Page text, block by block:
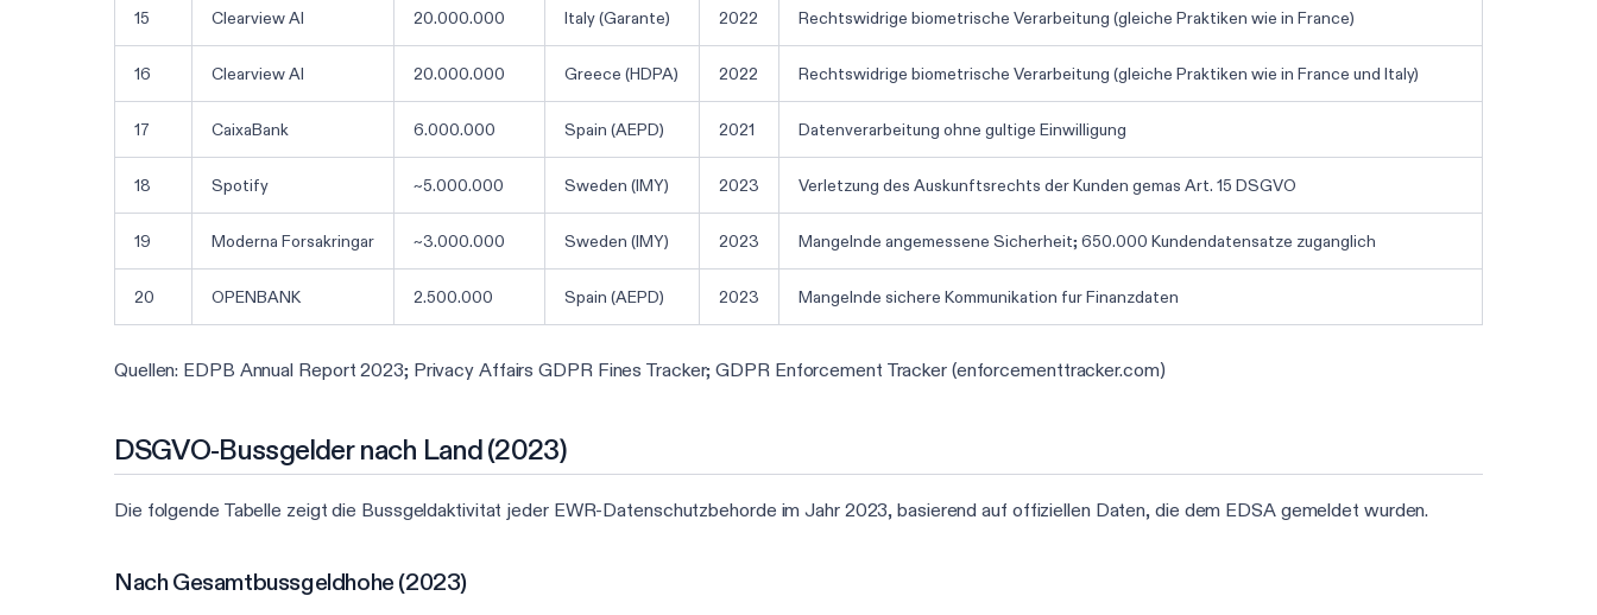
15 Clearview AI 20.000.000 Italy (Garante) 2022 Rechtswidrige biometrische Verarbeitung (gleiche Praktiken wie in France)
16 Clearview AI 20.000.000 Greece (HDPA) 2022 Rechtswidrige biometrische Verarbeitung (gleiche Praktiken wie in France und Italy)
17 CaixaBank 6.000.000 Spain (AEPD) 2021 Datenverarbeitung ohne gultige Einwilligung
18 Spotify ~5.000.000 Sweden (IMY) 2023 Verletzung des Auskunftsrechts der Kunden gemas Art. 15 DSGVO
19 Moderna Forsakringar ~3.000.000 Sweden (IMY) 2023 Mangelnde angemessene Sicherheit; 650.000 Kundendatensatze zuganglich
20 OPENBANK 2.500.000 Spain (AEPD) 2023 Mangelnde sichere Kommunikation fur Finanzdaten
Quellen: EDPB Annual Report 2023; Privacy Affairs GDPR Fines Tracker; GDPR Enforcement Tracker (enforcementtracker.com)
DSGVO-Bussgelder nach Land (2023)
Die folgende Tabelle zeigt die Bussgeldaktivitat jeder EWR-Datenschutzbehorde im Jahr 2023, basierend auf offiziellen Daten, die dem EDSA gemeldet wurden.
Nach Gesamtbussgeldhohe (2023)